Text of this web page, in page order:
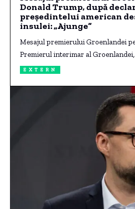
Donald Trump, după
președintelui american
insulei: „Ajunge”
Mesajul premierului Groenlandei
Premierul interimar al
EXTERN